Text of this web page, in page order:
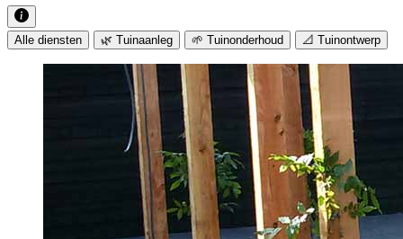
Alle diensten 🌿 Tuinaanleg 🌱 Tuinonderhoud 📐 Tuinontwerp